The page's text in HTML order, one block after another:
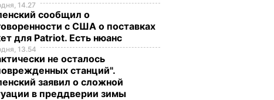
14.27
сообщил о
с США о поставках
для Patriot. Есть нюанс
13.54
не осталось
станций".
заявил о сложной
в преддверии зимы